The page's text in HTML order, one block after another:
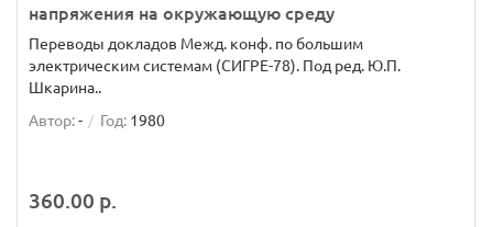
напряжения на окружающую среду
Переводы докладов Межд. конф. по большим
электрическим системам (СИГРЕ-78). Под ред. Ю.П.
Шкарина..
Автор:- Год: 1980
360.00 р.